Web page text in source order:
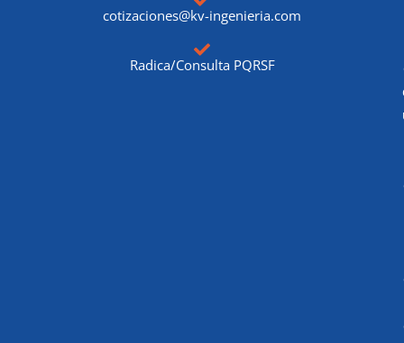
cotizaciones@kv-ingenieria.com
Radica/Consulta PQRSF